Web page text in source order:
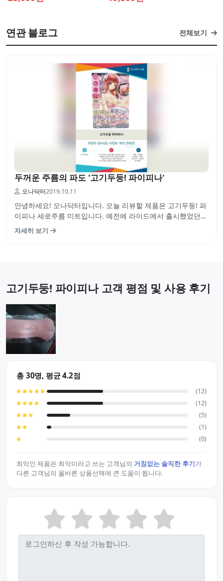
연관 블로그 전체보기
두꺼운 주름의 파도 '고기두둥! 파이피나'
오나닥터2019.10.11
안녕하세요! 오나닥터입니다. 오늘 리뷰할 제품은 고기두둥! 파
이피나 세로주름 미트입니다. 예전에 라이드에서 출시했었던
고기두둥! 파이피나의 속편격인 제품입니다. 전작제품도 상당
히 훌륭한편인데 주름이 더 강화되어 속편으로 발매되었네요.
자세히 보기
고기두둥! 파이피나 고객 평점 및 사용 후기
총 30명, 평균 4.2점
(12)
(12)
(5)
(1)
(0)
최악인 제품은 최악이라고 쓰는 고객님의 거침없는 솔직한 후기가
다른 고객님의 올바른 상품선택에 큰 도움이 됩니다.